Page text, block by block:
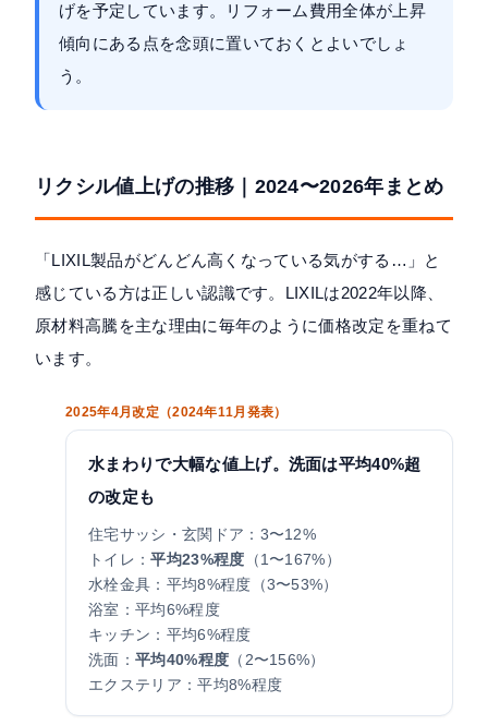
げを予定しています。リフォーム費用全体が上昇
傾向にある点を念頭に置いておくとよいでしょ
う。
リクシル値上げの推移｜2024〜2026年まとめ
「LIXIL製品がどんどん高くなっている気がする…」と
感じている方は正しい認識です。LIXILは2022年以降、
原材料高騰を主な理由に毎年のように価格改定を重ねて
います。
2025年4月改定（2024年11月発表）
水まわりで大幅な値上げ。洗面は平均40%超
の改定も
住宅サッシ・玄関ドア：3〜12%
トイレ：平均23%程度 （1〜167%）
水栓金具：平均8%程度（3〜53%）
浴室：平均6%程度
キッチン：平均6%程度
洗面： 平均40%程度 （2〜156%）
エクステリア：平均8%程度